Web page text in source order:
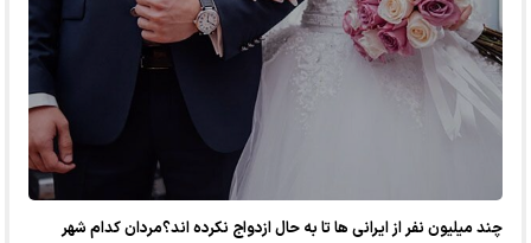
چند میلیون نفر از ایرانی ها تا به حال ازدواج نکرده اند؟مردان کدام شهر